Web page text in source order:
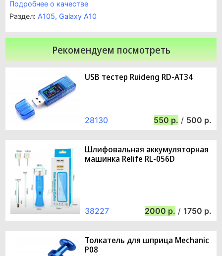
Подробнее о качестве
Раздел: A105, Galaxy A10
Рекомендуем посмотреть
USB тестер Ruideng RD-AT34
28130 550 / 500
Шлифовальная аккумуляторная
машинка Relife RL-056D
38227 2000 / 1750
Толкатель для шприца Mechanic
P08